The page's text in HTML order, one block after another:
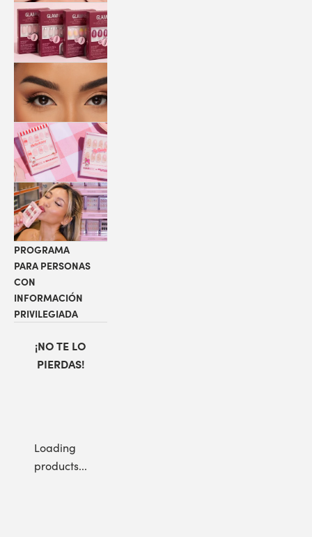
PROGRAMA
PARA PERSONAS
CON
INFORMACIÓN
PRIVILEGIADA
¡NO TE LO
PIERDAS!
Loading
products...